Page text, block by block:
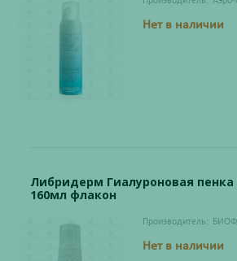
Нет в наличии
Либридерм Гиалуроновая
160мл флакон
Производитель:
Нет в наличии